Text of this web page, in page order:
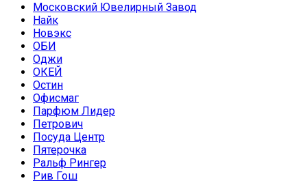
Московский Ювелирный Завод
Найк
Новэкс
ОБИ
Оджи
ОКЕЙ
Остин
Офисмаг
Парфюм Лидер
Петрович
Посуда Центр
Пятерочка
Ральф Рингер
Рив Гош